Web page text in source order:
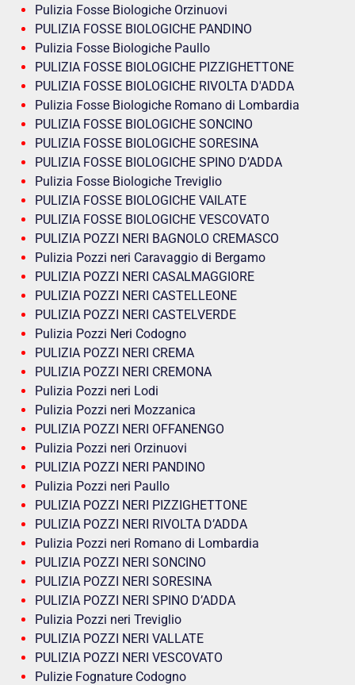
Pulizia Fosse Biologiche Orzinuovi
PULIZIA FOSSE BIOLOGICHE PANDINO
Pulizia Fosse Biologiche Paullo
PULIZIA FOSSE BIOLOGICHE PIZZIGHETTONE
PULIZIA FOSSE BIOLOGICHE RIVOLTA D'ADDA
Pulizia Fosse Biologiche Romano di Lombardia
PULIZIA FOSSE BIOLOGICHE SONCINO
PULIZIA FOSSE BIOLOGICHE SORESINA
PULIZIA FOSSE BIOLOGICHE SPINO D’ADDA
Pulizia Fosse Biologiche Treviglio
PULIZIA FOSSE BIOLOGICHE VAILATE
PULIZIA FOSSE BIOLOGICHE VESCOVATO
PULIZIA POZZI NERI BAGNOLO CREMASCO
Pulizia Pozzi neri Caravaggio di Bergamo
PULIZIA POZZI NERI CASALMAGGIORE
PULIZIA POZZI NERI CASTELLEONE
PULIZIA POZZI NERI CASTELVERDE
Pulizia Pozzi Neri Codogno
PULIZIA POZZI NERI CREMA
PULIZIA POZZI NERI CREMONA
Pulizia Pozzi neri Lodi
Pulizia Pozzi neri Mozzanica
PULIZIA POZZI NERI OFFANENGO
Pulizia Pozzi neri Orzinuovi
PULIZIA POZZI NERI PANDINO
Pulizia Pozzi neri Paullo
PULIZIA POZZI NERI PIZZIGHETTONE
PULIZIA POZZI NERI RIVOLTA D’ADDA
Pulizia Pozzi neri Romano di Lombardia
PULIZIA POZZI NERI SONCINO
PULIZIA POZZI NERI SORESINA
PULIZIA POZZI NERI SPINO D’ADDA
Pulizia Pozzi neri Treviglio
PULIZIA POZZI NERI VALLATE
PULIZIA POZZI NERI VESCOVATO
Pulizie Fognature Codogno